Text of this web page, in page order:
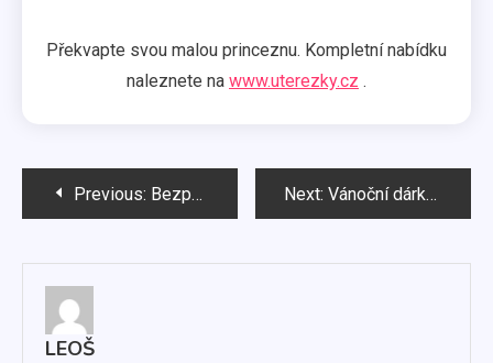
Překvapte svou malou princeznu. Kompletní nabídku
naleznete na www.uterezky.cz .
Navigace
příspěvek
Previous: Bezpečné hračky pro vaše ratolesti Next: Vánoční dárky za SUPER CENY – pro děti i dospělé!
LEOŠ